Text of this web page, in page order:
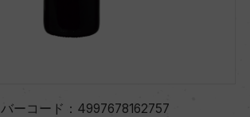
バーコード： 4997678162757